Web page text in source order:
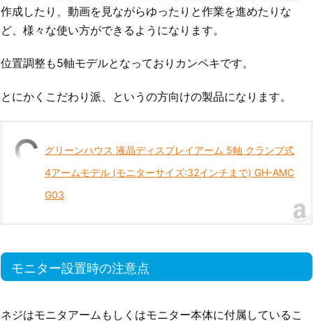
作成したり、動画を見ながらゆったりと作業を進めたりな
ど、様々な使い方ができるようになります。
位置調整も5軸モデルとなっておりカンペキです。
とにかくこだわり派、というの方向けの製品になります。
グリーンハウス 液晶ディスプレイアーム 5軸 クランプ式
4アームモデル (モニターサイズ:32インチまで) GH-AMC
G03
モニター設置時の注意点
ネジはモニタアームもしくはモニター本体に付属しているこ